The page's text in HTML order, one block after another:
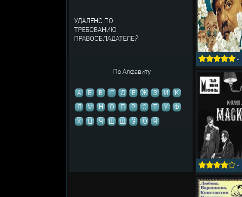
УДАЛЕНО ПО
ТРЕБОВАНИЮ
ПРАВООБЛАДАТЕЛЕЙ
По Алфавиту
А Б В Г Д Е Ж З И
К
Л
М Н О П Р С Т У
Ф
Х
Ц Ч Ш Щ Э Ю Я
-
-